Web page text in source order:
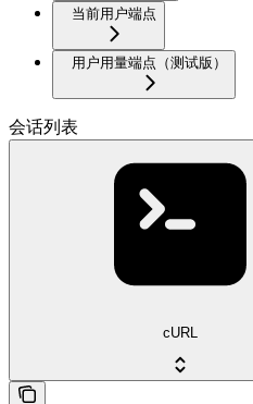
当前用户端点
用户用量端点（测试版）
会话列表
cURL